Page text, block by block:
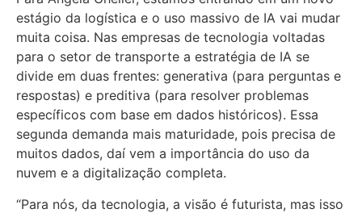
estágio da logística e o uso massivo de IA vai mudar
muita coisa. Nas empresas de tecnologia voltadas
para o setor de transporte a estratégia de IA se
divide em duas frentes: generativa (para perguntas e
respostas) e preditiva (para resolver problemas
específicos com base em dados históricos). Essa
segunda demanda mais maturidade, pois precisa de
muitos dados, daí vem a importância do uso da
nuvem e a digitalização completa.
“Para nós, da tecnologia, a visão é futurista, mas isso